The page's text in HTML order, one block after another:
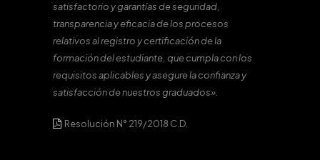
satisfactorio y garantías de seguridad,
transparencia y eficacia de los procesos
relativos al registro y certificación de la
formación del estudiante, que cumpla con los
requisitos aplicables y asegure la confianza y
satisfacción de nuestros graduados».
Resolución N° 219/2018 C.D.